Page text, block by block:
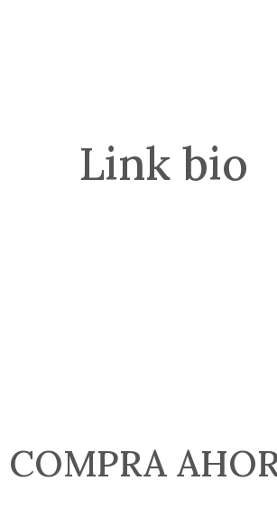
Link bio
COMPRA